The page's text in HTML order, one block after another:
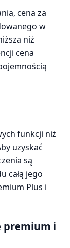
cena za
w
niż
cena
funkcji niż
uzyskać
są
całą jego
Plus i
premium i